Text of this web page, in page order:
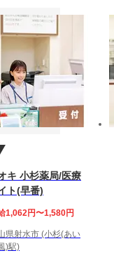
キ 小杉薬局/医療
ト(早番)
1,062円〜1,580円
県射水市 (小杉(あい
)駅)